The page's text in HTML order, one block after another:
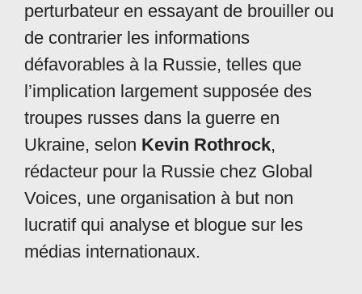
perturbateur en essayant de brouiller ou
de contrarier les informations
défavorables à la Russie, telles que
l’implication largement supposée des
troupes russes dans la guerre en
Ukraine, selon Kevin Rothrock,
rédacteur pour la Russie chez Global
Voices, une organisation à but non
lucratif qui analyse et blogue sur les
médias internationaux.